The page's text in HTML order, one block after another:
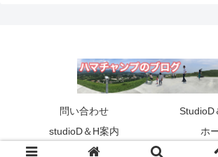
問い合わせ
studioD＆H案内
ホ